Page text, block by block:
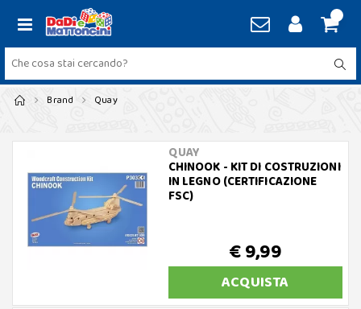
Brand Quay
QUAY
CHINOOK - KIT DI COSTRUZIONI
IN LEGNO (CERTIFICAZIONE
FSC)
€ 9,99
ACQUISTA